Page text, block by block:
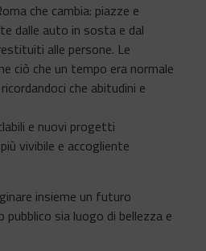
che cambia: piazze e
dalle auto in sosta e dal
alle persone. Le
ciò che un tempo era normale
che abitudini e
e nuovi progetti
vivibile e accogliente
insieme un futuro
sia luogo di bellezza e